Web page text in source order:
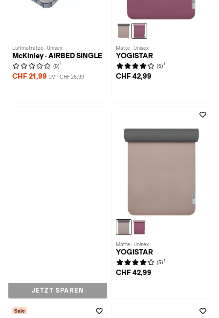
Luftmatratze · Unisex
McKinley · AIRBED SINGLE
(0) 1
CHF 21,99 UVP CHF 26,99
Matte · Unisex
YOGISTAR
(5) 1
CHF 42,99
JETZT SPAREN
Matte · Unisex
YOGISTAR
(5) 1
CHF 42,99
Sale